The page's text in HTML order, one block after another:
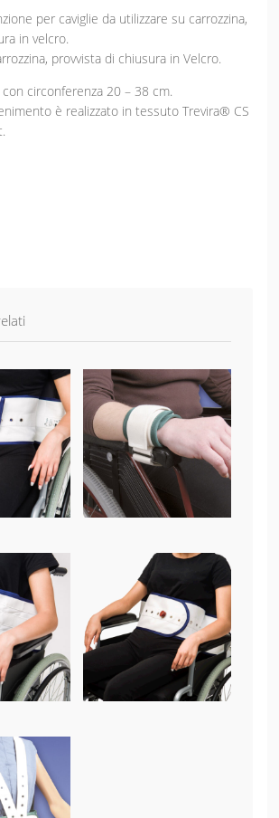
per caviglie da utilizzare su carrozzina,
in velcro.
provvista di chiusura in Velcro.
circonferenza 20 – 38 cm.
è realizzato in tessuto Trevira® CS